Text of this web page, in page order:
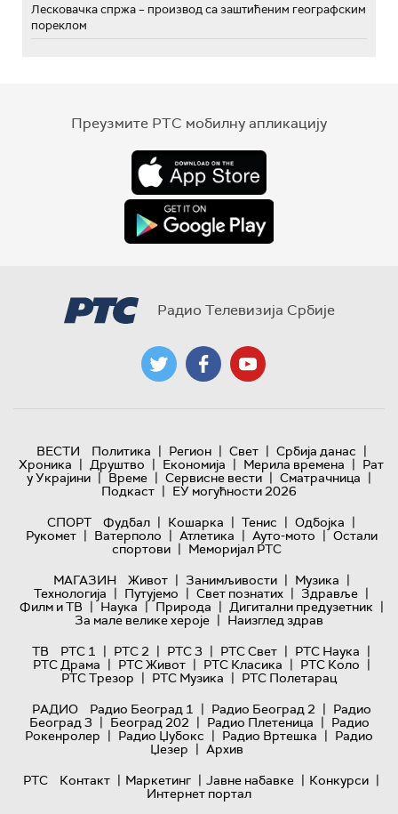
Лесковачка спржа – производ са заштићеним географским
пореклом
Преузмите РТС мобилну апликацију
Радио Телевизија Србије
ВЕСТИ Политика | Регион | Свет | Србија данас |
Хроника | Друштво | Економија | Мерила времена | Рат
у Украјини | Време | Сервисне вести | Сматрачница |
Подкаст | ЕУ могућности 2026
СПОРТ
Фудбал | Кошарка | Тенис | Одбојка |
Рукомет | Ватерполо | Атлетика | Ауто-мото | Остали
спортови | Меморијал РТС
МАГАЗИН
Живот | Занимљивости | Музика |
Технологијa | Путујемо | Свет познатих | Здравље |
Филм и ТВ | Наука | Природа | Дигитални предузетник |
За мале велике хероје | Наизглед здрав
ТВ
РТС 1 | РТС 2 | РТС 3 | РТС Свет | РТС Наука |
РТС Драма | РТС Живот | РТС Класика | РТС Коло |
РТС Трезор | РТС Музика | РТС Полетарац
РАДИО
Радио Београд 1 | Радио Београд 2 | Радио
Београд 3 | Београд 202 | Радио Плетеница | Радио
Рокенролер | Радио Џубокс | Радио Вртешка | Радио
Џезер | Архив
РТС
Контакт | Маркетинг | Јавне набавке | Конкурси |
Интернет портал